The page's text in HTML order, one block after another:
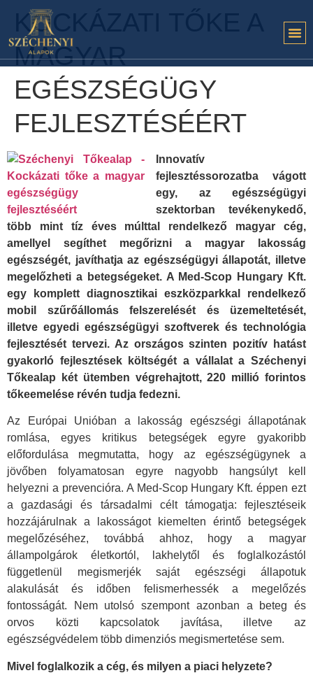
KOCKÁZATI TŐKE A
MAGYAR
EGÉSZSÉGÜGY
FEJLESZTÉSÉÉRT
Innovatív
fejlesztéssorozatba vágott
egy, az egészségügyi
szektorban tevékenykedő,
több mint tíz éves múlttal rendelkező magyar cég,
amellyel segíthet megőrizni a magyar lakosság
egészségét, javíthatja az egészségügyi állapotát, illetve
megelőzheti a betegségeket. A Med-Scop Hungary Kft.
egy komplett diagnosztikai eszközparkkal rendelkező
mobil szűrőállomás felszerelését és üzemeltetését,
illetve egyedi egészségügyi szoftverek és technológia
fejlesztését tervezi. Az országos szinten pozitív hatást
gyakorló fejlesztések költségét a vállalat a Széchenyi
Tőkealap két ütemben végrehajtott, 220 millió forintos
tőkeemelése révén tudja fedezni.
Az Európai Unióban a lakosság egészségi állapotának
romlása, egyes kritikus betegségek egyre gyakoribb
előfordulása megmutatta, hogy az egészségügynek a
jövőben folyamatosan egyre nagyobb hangsúlyt kell
helyezni a prevencióra. A Med-Scop Hungary Kft. éppen ezt
a gazdasági és társadalmi célt támogatja: fejlesztéseik
hozzájárulnak a lakosságot kiemelten érintő betegségek
megelőzéséhez, továbbá ahhoz, hogy a magyar
állampolgárok életkortól, lakhelytől és foglalkozástól
függetlenül megismerjék saját egészségi állapotuk
alakulását és időben felismerhessék a megelőzés
fontosságát. Nem utolsó szempont azonban a beteg és
orvos közti kapcsolatok javítása, illetve az
egészségvédelem több dimenziós megismertetése sem.
Mivel foglalkozik a cég, és milyen a piaci helyzete?